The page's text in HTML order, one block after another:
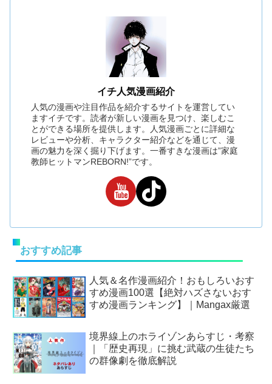
イチ人気漫画紹介
人気の漫画や注目作品を紹介するサイトを運営してい
ますイチです。読者が新しい漫画を見つけ、楽しむこ
とができる場所を提供します。人気漫画ごとに詳細な
レビューや分析、キャラクター紹介などを通じて、漫
画の魅力を深く掘り下げます。一番すきな漫画は”家庭
教師ヒットマンREBORN!”です。
おすすめ記事
人気＆名作漫画紹介！おもしろいおす
すめ漫画100選【絶対ハズさないおす
すめ漫画ランキング】｜Mangax厳選
境界線上のホライゾンあらすじ・考察
｜「歴史再現」に挑む武蔵の生徒たち
の群像劇を徹底解説